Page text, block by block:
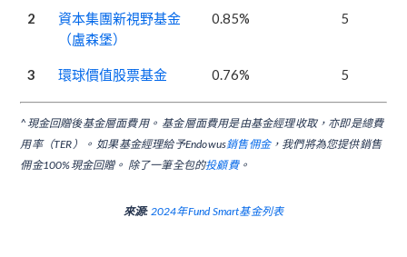
2
資本集團新視野基金
（盧森堡）
0.85% 5
3 環球價值股票基金 0.76% 5
^現金回贈後基金層面費用。 基金層面費用是由基金經理收取，亦即是總費
用率（TER）。 如果基金經理給予Endowus銷售佣金，我們將為您提供銷售
佣金100%現金回贈。 除了一筆全包的投顧費。
來源: 2024年Fund Smart基金列表